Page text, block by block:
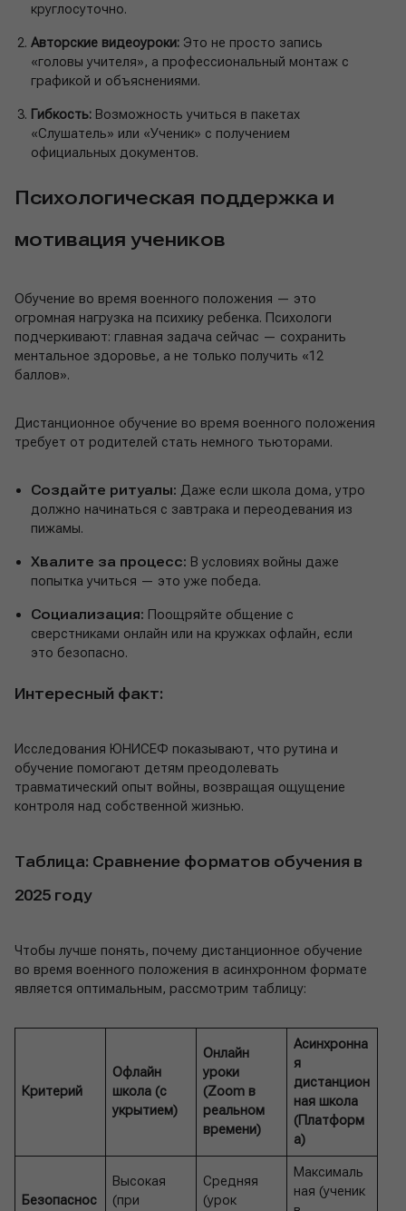
круглосуточно.
Авторские видеоуроки:Это не просто запись
«головы учителя», а профессиональный монтаж с
графикой и объяснениями.
Гибкость:Возможность учиться в пакетах
«Слушатель» или «Ученик» с получением
официальных документов.
Психологическая поддержка и
мотивация учеников
Обучение во время военного положения — это
огромная нагрузка на психику ребенка. Психологи
подчеркивают: главная задача сейчас — сохранить
ментальное здоровье, а не только получить «12
баллов».
Дистанционное обучение во время военного положения
требует от родителей стать немного тьюторами.
Создайте ритуалы: Даже если школа дома, утро
должно начинаться с завтрака и переодевания из
пижамы.
Хвалите за процесс: В условиях войны даже
попытка учиться — это уже победа.
Социализация: Поощряйте общение с
сверстниками онлайн или на кружках офлайн, если
это безопасно.
Интересный факт:
Исследования ЮНИСЕФ показывают, что рутина и
обучение помогают детям преодолевать
травматический опыт войны, возвращая ощущение
контроля над собственной жизнью.
Таблица: Сравнение форматов обучения в
2025 году
Чтобы лучше понять, почему дистанционное обучение
во время военного положения в асинхронном формате
является оптимальным, рассмотрим таблицу:
Критерий
Офлайн
школа (с
укрытием)
Онлайн
уроки
(Zoom в
реальном
времени)
Асинхронна
я
дистанцион
ная школа
(Платформ
а)
Безопаснос
Высокая
(при
Средняя
(урок
Максималь
ная (ученик